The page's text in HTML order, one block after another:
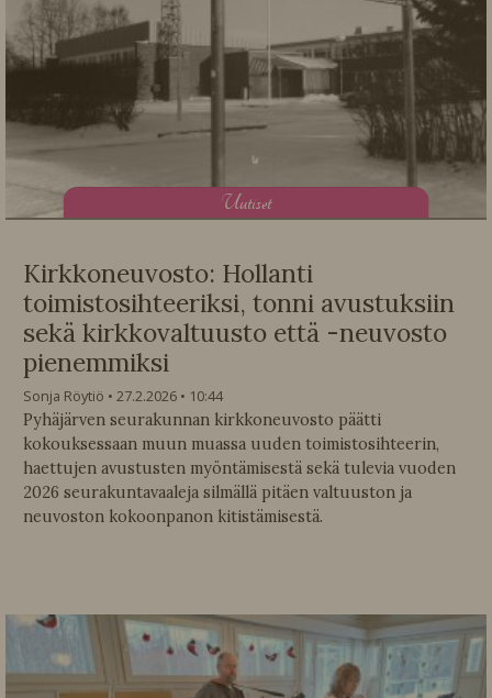
Uutiset
Kirkkoneuvosto: Hollanti
toimistosihteeriksi, tonni avustuksiin
sekä kirkkovaltuusto että -neuvosto
pienemmiksi
Sonja Röytiö 27.2.2026
10:44
Pyhäjärven seurakunnan kirkkoneuvosto päätti
kokouksessaan muun muassa uuden toimistosihteerin,
haettujen avustusten myöntämisestä sekä tulevia vuoden
2026 seurakuntavaaleja silmällä pitäen valtuuston ja
neuvoston kokoonpanon kitistämisestä.